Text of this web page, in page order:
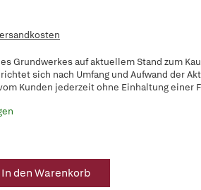
Grundwerkes auf aktuellem Stand zum
sich nach Umfang und Aufwand der
Kunden jederzeit ohne Einhaltung einer
In den Warenkorb